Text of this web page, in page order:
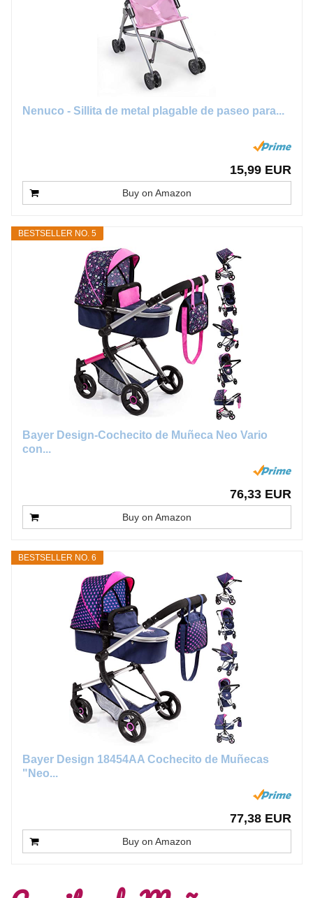
Nenuco - Sillita de metal plagable de paseo para...
15,99 EUR
Buy on Amazon
BESTSELLER NO. 5
Bayer Design-Cochecito de Muñeca Neo Vario
con...
76,33 EUR
Buy on Amazon
BESTSELLER NO. 6
Bayer Design 18454AA Cochecito de Muñecas
"Neo...
77,38 EUR
Buy on Amazon